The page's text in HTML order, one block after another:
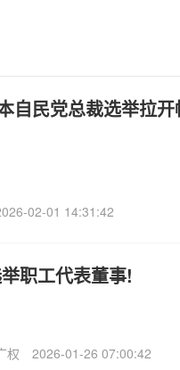
自民党总裁选举拉
02-01 14:31:42
职工代表董事!
权 2026-01-26 07:00:42